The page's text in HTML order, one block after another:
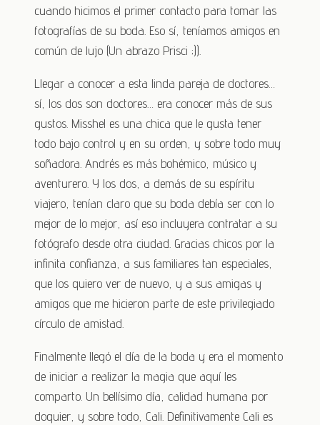
cuando hicimos el primer contacto para tomar las
fotografías de su boda. Eso sí, teníamos amigos en
común de lujo (Un abrazo Prisci ;)).
Llegar a conocer a esta linda pareja de doctores…
sí, los dos son doctores… era conocer más de sus
gustos. Misshel es una chica que le gusta tener
todo bajo control y en su orden, y sobre todo muy
soñadora. Andrés es más bohémico, músico y
aventurero. Y los dos, a demás de su espíritu
viajero, tenían claro que su boda debía ser con lo
mejor de lo mejor, así eso incluyera contratar a su
fotógrafo desde otra ciudad. Gracias chicos por la
infinita confianza, a sus familiares tan especiales,
que los quiero ver de nuevo, y a sus amigas y
amigos que me hicieron parte de este privilegiado
círculo de amistad.
Finalmente llegó el día de la boda y era el momento
de iniciar a realizar la magia que aquí les
comparto. Un bellísimo día, calidad humana por
doquier, y sobre todo, Cali. Definitivamente Cali es